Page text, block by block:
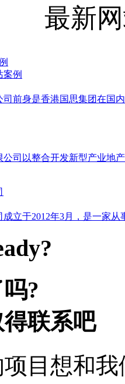
最新
案例
前身是香港国思集团在国
司以整合开发新型产业地
立于2012年3月，是一家
?
联系吧
目想和